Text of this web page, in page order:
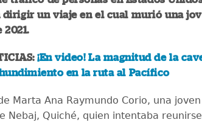
un viaje en el cual murió una
2021.
¡En video! La magnitud de la
en la ruta al Pacífico
Marta Ana Raymundo Corio, una joven
Nebaj, Quiché, quien intentaba